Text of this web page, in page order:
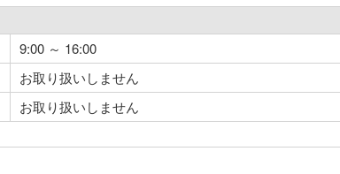
9:00 ～ 16:00
お取り扱いしません
お取り扱いしません